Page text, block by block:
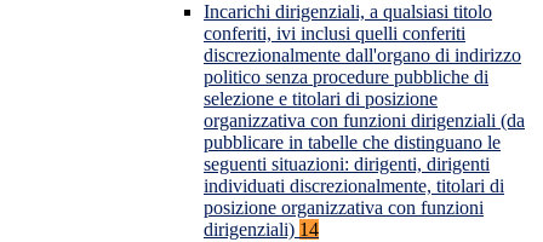
Incarichi dirigenziali, a qualsiasi titolo
conferiti, ivi inclusi quelli conferiti
discrezionalmente dall'organo di indirizzo
politico senza procedure pubbliche di
selezione e titolari di posizione
organizzativa con funzioni dirigenziali (da
pubblicare in tabelle che distinguano le
seguenti situazioni: dirigenti, dirigenti
individuati discrezionalmente, titolari di
posizione organizzativa con funzioni
dirigenziali) 14